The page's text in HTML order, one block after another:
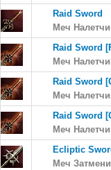
Raid Sword
Меч
Raid Sword
Меч
Raid Sword
Меч
Raid Sword
Меч
Ecliptic
Меч